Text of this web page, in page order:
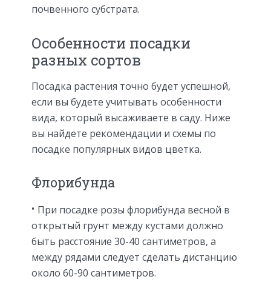
почвенного субстрата.
Особенности посадки
разных сортов
Посадка растения точно будет успешной,
если вы будете учитывать особенности
вида, который высаживаете в саду. Ниже
вы найдете рекомендации и схемы по
посадке популярных видов цветка.
Флорибунда
При посадке розы флорибунда весной в
открытый грунт между кустами должно
быть расстояние 30-40 сантиметров, а
между рядами следует сделать дистанцию
около 60-90 сантиметров.